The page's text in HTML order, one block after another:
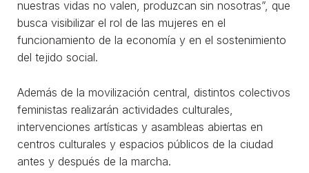
nuestras vidas no valen, produzcan sin nosotras”, que
busca visibilizar el rol de las mujeres en el
funcionamiento de la economía y en el sostenimiento
del tejido social.
Además de la movilización central, distintos colectivos
feministas realizarán actividades culturales,
intervenciones artísticas y asambleas abiertas en
centros culturales y espacios públicos de la ciudad
antes y después de la marcha.